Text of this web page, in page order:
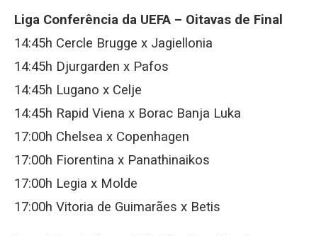
Liga Conferência da UEFA – Oitavas de Final
14:45h Cercle Brugge x Jagiellonia
14:45h Djurgarden x Pafos
14:45h Lugano x Celje
14:45h Rapid Viena x Borac Banja Luka
17:00h Chelsea x Copenhagen
17:00h Fiorentina x Panathinaikos
17:00h Legia x Molde
17:00h Vitoria de Guimarães x Betis